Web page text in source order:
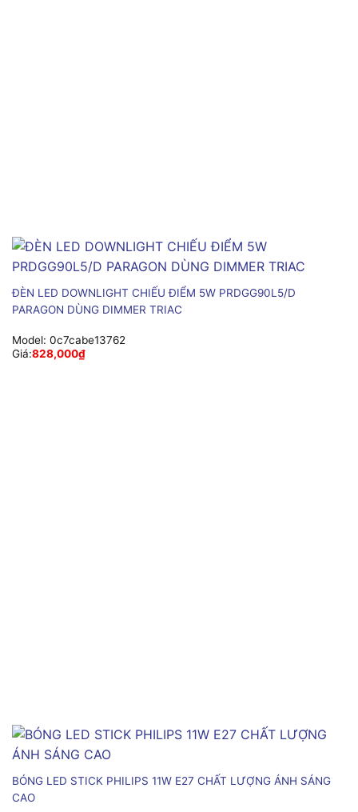
ĐÈN LED DOWNLIGHT CHIẾU ĐIỂM 5W PRDGG90L5/D
PARAGON DÙNG DIMMER TRIAC
Model: 0c7cabe13762
Giá:828,000₫
BÓNG LED STICK PHILIPS 11W E27 CHẤT LƯỢNG ÁNH SÁNG
CAO